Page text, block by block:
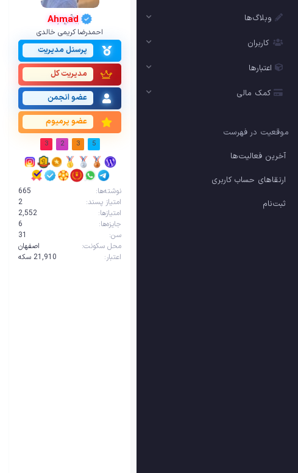
وبلاگ‌ها
کاربران
اعتبارها
کمک مالی
موقعیت در فهرست
آخرین فعالیت‌ها
ارتقاهای حساب کاربری
ثبت‌نام
Ahmad
احمدرضا کریمی خالدی
پرسنل مدیریت
مدیریت کل
عضو انجمن
عضو پرمیوم
5
3
2
3
نوشته‌ها
665
امتیاز پسند
2
امتیازها
2,552
جایزه‌ها
6
سن
31
محل سکونت
اصفهان
اعتبار
21,910‌ سکه